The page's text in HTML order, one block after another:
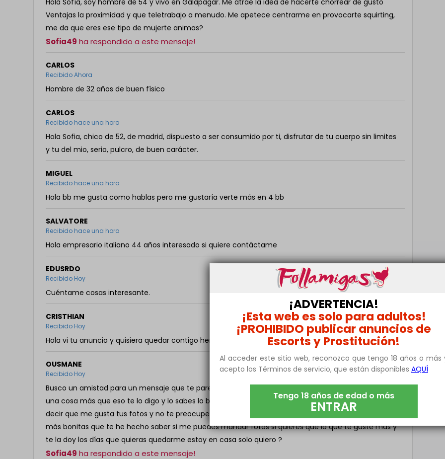
Hola Sofía, soy hombre de 54 y vivo en Galapagar. Me atrae la idea de hacerte chorrear de gusto
Ventajas la proximidad y que teletrabajo a menudo. Me apetece centrarme en provocarte squirting,
me da que eres ese tipo de mujerte animas?
Sofia49 ha respondido a este mensaje!
CARLOS
Recibido Ahora
Hombre de 32 años de buen físico
CARLOS
Recibido hace una hora
Hola Sofia, chico de 52, de madrid, dispuesto a ser consumido por ti, disfrutar de tu cuerpo sin limites
y tu del mio, serio, pulcro, de buen carácter.
MIGUEL
Recibido hace una hora
Hola bb me gusta como hablas pero me gustaría verte más en 4 bb
SALVATORE
Recibido hace una hora
Hola empresario italiano 44 años interesado si quiere contáctame
EDUSRDO
Recibido Hoy
Cuéntame cosas interesante.
CRISTHIAN
Recibido Hoy
Hola vi tu anuncio y quisiera quedar contigo hermosa soy de Barcelona granollers
OUSMANE
Recibido Hoy
Busco un amistad para un mensaje que te parece si te interesa la vida ? y la vida que tienes que dar
una cosa más que eso te lo digo y lo sabes lo bueno que te parezca ? lo de las cosas que te quiero
decir que me gusta tus fotos y no te preocupes que te parece si nos ? ? y te deseo lo que te va de lo
más bonitas que te he hecho saber si me puedes mandar fotos si quieres que lo que te guste más y
te la doy los días que quieras quedarme estoy en casa solo quiero ?
Sofia49 ha respondido a este mensaje!
¡ADVERTENCIA!
¡Esta web es solo para adultos!
¡PROHIBIDO publicar anuncios de
Escorts y Prostitución!
Al acceder este sitio web, reconozco que tengo 18 años o más
acepto los Términos de servicio, que están disponibles AQUÍ
Tengo 18 años de edad o más
ENTRAR